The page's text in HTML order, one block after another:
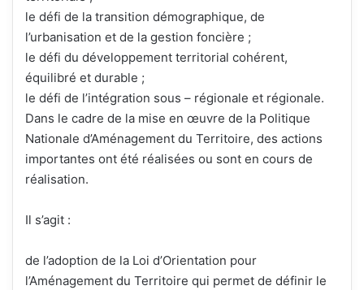
le défi de la transition démographique, de
l’urbanisation et de la gestion foncière ;
le défi du développement territorial cohérent,
équilibré et durable ;
le défi de l’intégration sous – régionale et régionale.
Dans le cadre de la mise en œuvre de la Politique
Nationale d’Aménagement du Territoire, des actions
importantes ont été réalisées ou sont en cours de
réalisation.
Il s’agit :
de l’adoption de la Loi d’Orientation pour
l’Aménagement du Territoire qui permet de définir le